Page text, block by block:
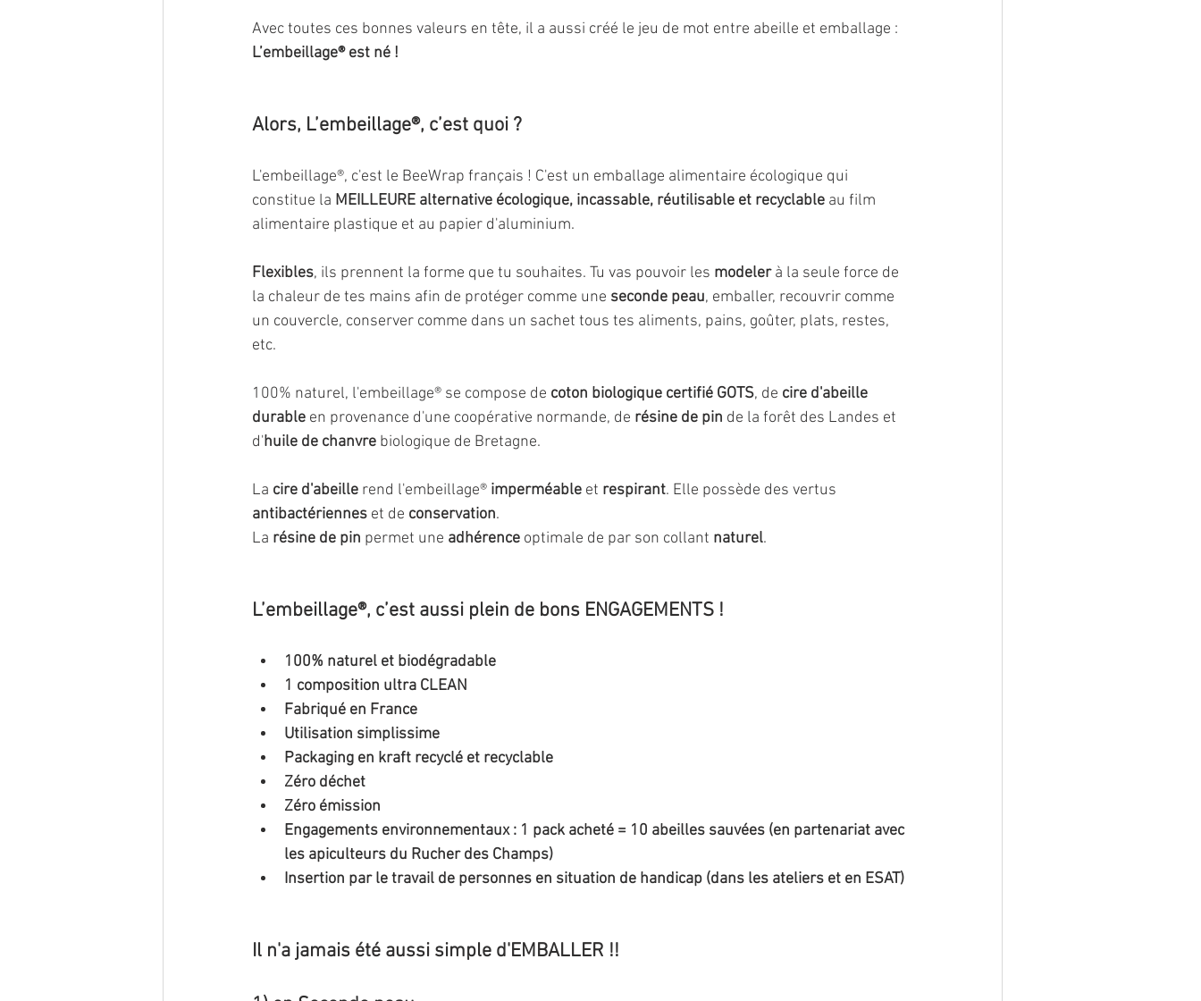
Avec toutes ces bonnes valeurs en tête, il a aussi créé le jeu de mot entre abeille et emballage :
L’embeillage® est né !
Alors, L’embeillage®, c’est quoi ?
L'embeillage®, c'est le BeeWrap français ! C'est un emballage alimentaire écologique qui
constitue la MEILLEURE alternative écologique, incassable, réutilisable et recyclable au film
alimentaire plastique et au papier d'aluminium.
Flexibles, ils prennent la forme que tu souhaites. Tu vas pouvoir les modeler à la seule force de
la chaleur de tes mains afin de protéger comme une seconde peau, emballer, recouvrir comme
un couvercle, conserver comme dans un sachet tous tes aliments, pains, goûter, plats, restes,
etc.
100% naturel, l'embeillage® se compose de coton biologique certifié GOTS, de cire d'abeille
durable en provenance d'une coopérative normande, de résine de pin de la forêt des Landes et
d'huile de chanvre biologique de Bretagne.
La cire d'abeille rend l'embeillage® imperméable et respirant. Elle possède des vertus
antibactériennes et de conservation.
La résine de pin permet une adhérence optimale de par son collant naturel.
L’embeillage®, c’est aussi plein de bons ENGAGEMENTS !
100% naturel et biodégradable
1 composition ultra CLEAN
Fabriqué en France
Utilisation simplissime
Packaging en kraft recyclé et recyclable
Zéro déchet
Zéro émission
Engagements environnementaux : 1 pack acheté = 10 abeilles sauvées (en partenariat avec
les apiculteurs du Rucher des Champs)
Insertion par le travail de personnes en situation de handicap (dans les ateliers et en ESAT)
Il n'a jamais été aussi simple d'EMBALLER !!